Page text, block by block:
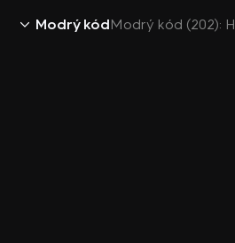
Modrý kódModrý kód (202):